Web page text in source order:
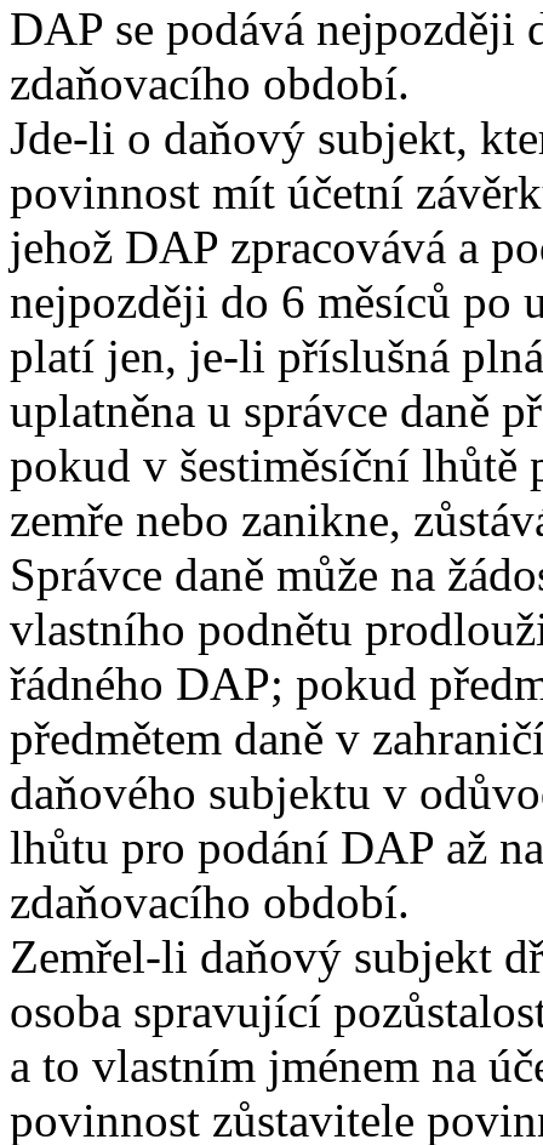
DAP se podává nejpozději
zdaňovacího období.
Jde-li o daňový subjekt,
povinnost mít účetní
jehož DAP zpracovává a
nejpozději do 6 měsíců po
platí jen, je-li příslušná
uplatněna u správce daně
pokud v šestiměsíční lhůtě
zemře nebo zanikne,
Správce daně může na
vlastního podnětu
řádného DAP; pokud
předmětem daně v
daňového subjektu v
lhůtu pro podání DAP až
zdaňovacího období.
Zemřel-li daňový subjekt
osoba spravující
a to vlastním jménem na
povinnost zůstavitele